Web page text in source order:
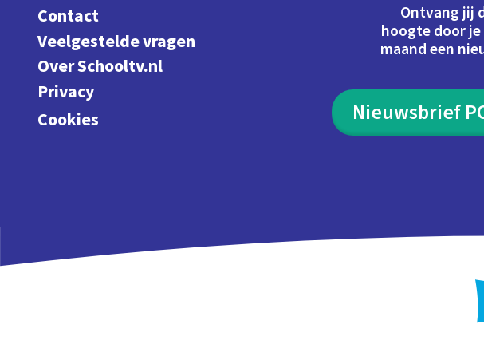
Contact
Veelgestelde vragen
Over Schooltv.nl
Privacy
Cookies
Ontvang jij
hoogte door
maand een
Nieuwsbrief